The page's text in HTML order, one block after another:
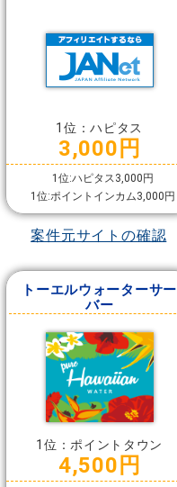
1位：ハピタス
3,000円
1位:ハピタス3,000円
1位:ポイントインカム3,000円
案件元サイトの確認
トーエルウォーターサー
バー
1位：ポイントタウン
4,500円